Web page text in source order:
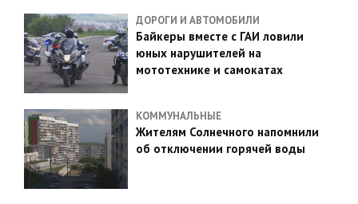
ДОРОГИ И АВТОМОБИЛИ
Байкеры вместе с ГАИ ловили
юных нарушителей на
мототехнике и самокатах
КОММУНАЛЬНЫЕ
Жителям Солнечного напомнили
об отключении горячей воды